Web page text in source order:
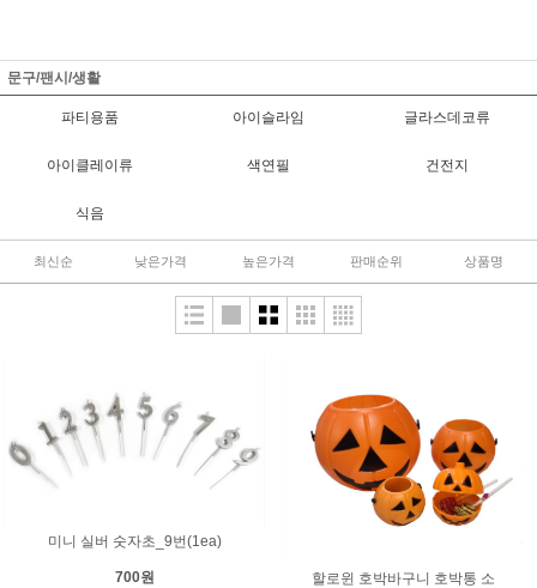
문구/팬시/생활
파티용품 아이슬라임 글라스데코류
아이클레이류 색연필 건전지
식음
최신순 낮은가격 높은가격 판매순위 상품명
미니 실버 숫자초_9번(1ea)
700원 할로윈 호박바구니 호박통 소